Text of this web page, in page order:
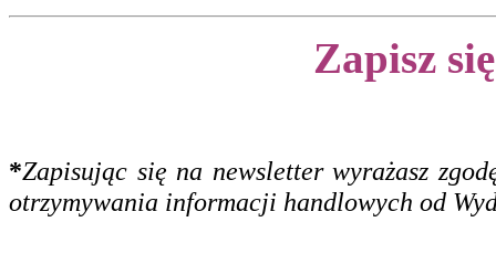
Zapisz
*Zapisując się na newsletter wyrażasz
otrzymywania informacji handlowych od